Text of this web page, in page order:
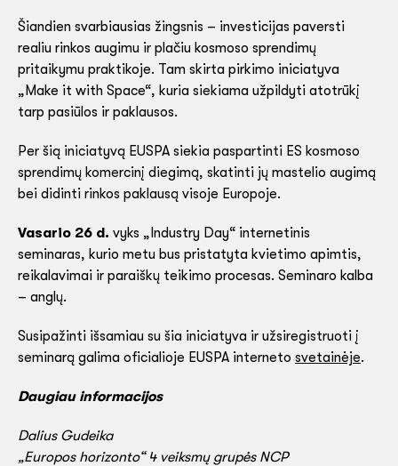
Šiandien svarbiausias žingsnis – investicijas paversti
realiu rinkos augimu ir plačiu kosmoso sprendimų
pritaikymu praktikoje. Tam skirta pirkimo iniciatyva
„Make it with Space“, kuria siekiama užpildyti atotrūkį
tarp pasiūlos ir paklausos.
Per šią iniciatyvą EUSPA siekia paspartinti ES kosmoso
sprendimų komercinį diegimą, skatinti jų mastelio augimą
bei didinti rinkos paklausą visoje Europoje.
Vasario 26 d. vyks „Industry Day“ internetinis
seminaras, kurio metu bus pristatyta kvietimo apimtis,
reikalavimai ir paraiškų teikimo procesas. Seminaro kalba
– anglų.
Susipažinti išsamiau su šia iniciatyva ir užsiregistruoti į
seminarą galima oficialioje EUSPA interneto svetainėje.
Daugiau informacijos
Dalius Gudeika
„Europos horizonto“ 4 veiksmų grupės NCP